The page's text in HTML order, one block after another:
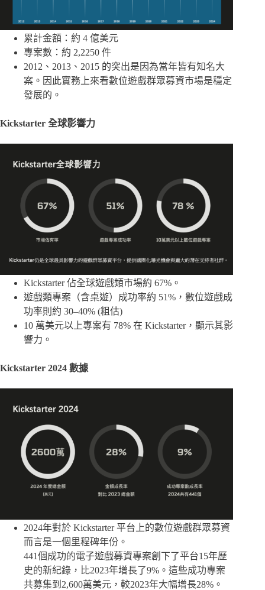
累計金額：約 4 億美元
專案數：約 2,2250 件
2012、2013、2015 的突出是因為當年皆有知名大
案。因此實務上來看數位遊戲群眾募資市場是穩定
發展的。
Kickstarter 全球影響力
Kickstarter 佔全球遊戲類市場約 67%。
遊戲類專案（含桌遊）成功率約 51%，數位遊戲成
功率則約 30–40% (粗估)
10 萬美元以上專案有 78% 在 Kickstarter，顯示其影
響力。
Kickstarter 2024 數據
2024年對於 Kickstarter 平台上的數位遊戲群眾募資
而言是一個里程碑年份。
441個成功的電子遊戲募資專案創下了平台15年歷
史的新紀錄，比2023年增長了9%。這些成功專案
共募集到2,600萬美元，較2023年大幅增長28%。